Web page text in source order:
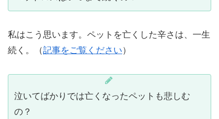
私はこう思います。ペットを亡くした辛さは、一生
続く。（記事をご覧ください ）
泣いてばかりでは亡くなったペットも悲しむ
の？